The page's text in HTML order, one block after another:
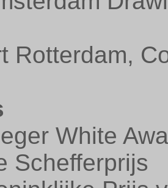
Rotterdam,
White
Schefferprijs